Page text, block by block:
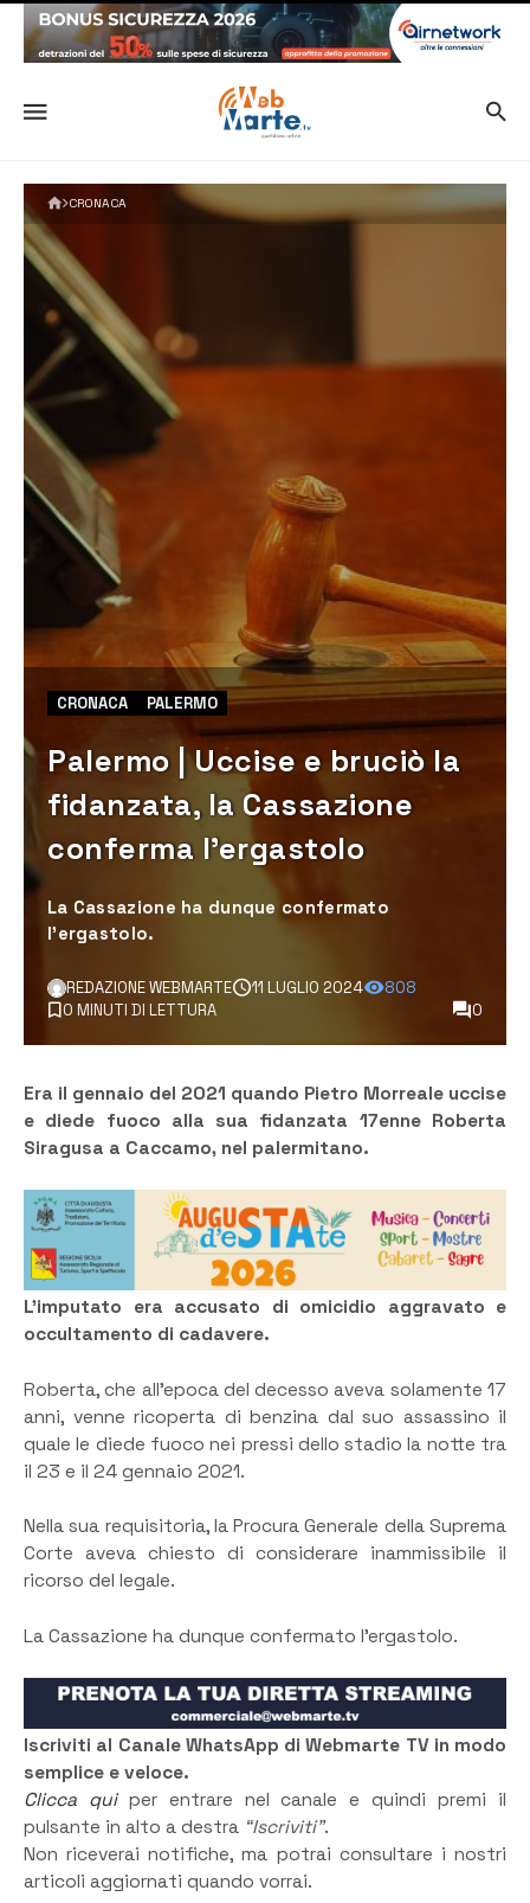
CRONACA
CRONACA PALERMO
Palermo | Uccise e bruciò la
fidanzata, la Cassazione
conferma l’ergastolo
La Cassazione ha dunque confermato
l’ergastolo.
REDAZIONE WEBMARTE 11 LUGLIO 2024
808
0 MINUTI DI LETTURA
0
Era il gennaio del 2021 quando Pietro Morreale uccise
e diede fuoco alla sua fidanzata 17enne Roberta
Siragusa a Caccamo, nel palermitano.
L’imputato era accusato di omicidio aggravato e
occultamento di cadavere.
Roberta, che all’epoca del decesso aveva solamente 17
anni, venne ricoperta di benzina dal suo assassino il
quale le diede fuoco nei pressi dello stadio la notte tra
il 23 e il 24 gennaio 2021.
Nella sua requisitoria, la Procura Generale della Suprema
Corte aveva chiesto di considerare inammissibile il
ricorso del legale.
La Cassazione ha dunque confermato l’ergastolo.
Iscriviti al Canale WhatsApp di Webmarte TV in modo
semplice e veloce.
Clicca quiper entrare nel canale e quindi premi il
pulsante in alto a destra “Iscriviti”.
Non riceverai notifiche, ma potrai consultare i nostri
articoli aggiornati quando vorrai.